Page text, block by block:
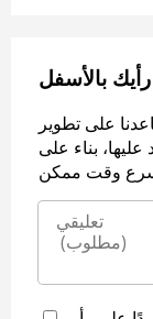
رأيك بالأسفل
على تطوير
بناء على